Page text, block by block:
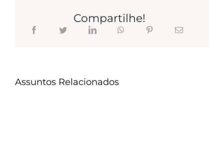
Compartilhe!
Assuntos Relacionados